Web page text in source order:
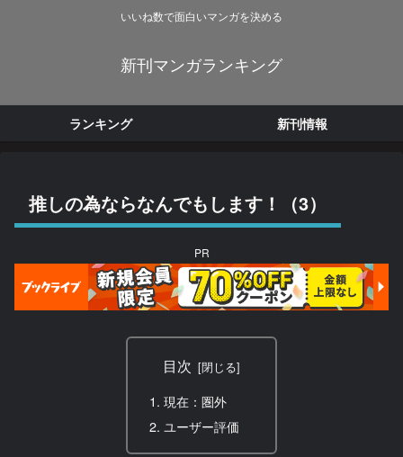
いいね数で面白いマンガを決める
新刊マンガランキング
ランキング 新刊情報
推しの為ならなんでもします！（3）
PR
目次
現在：圏外
ユーザー評価